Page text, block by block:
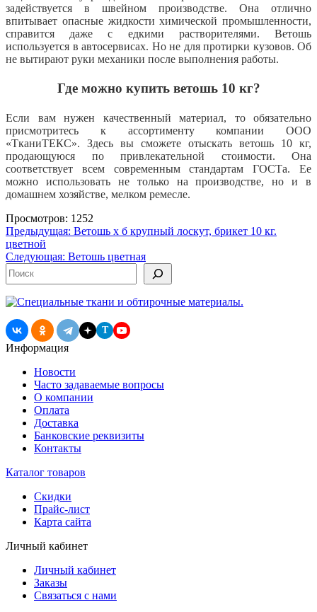
задействуется в швейном производстве. Она отлично
впитывает опасные жидкости химической промышленности,
справится даже с едкими растворителями. Ветошь
используется в автосервисах. Но не для протирки кузовов. Об
не вытирают руки механики после выполнения работы.
Где можно купить ветошь 10 кг?
Если вам нужен качественный материал, то обязательно
присмотритесь к ассортименту компании ООО
«ТканиТЕКС». Здесь вы сможете отыскать ветошь 10 кг,
продающуюся по привлекательной стоимости. Она
соответствует всем современным стандартам ГОСТа. Ее
можно использовать не только на производстве, но и в
домашнем хозяйстве, мелком ремесле.
Просмотров: 1252
Навигация
по
записям
Предыдущая: Ветошь х б крупный лоскут, брикет 10 кг.
цветной
Следующая: Ветошь цветная
Поиск
T
Информация
Новости
Часто задаваемые вопросы
О компании
Оплата
Доставка
Банковские реквизиты
Контакты
Каталог товаров
Скидки
Прайс-лист
Карта сайта
Личный кабинет
Личный кабинет
Заказы
Связаться с нами